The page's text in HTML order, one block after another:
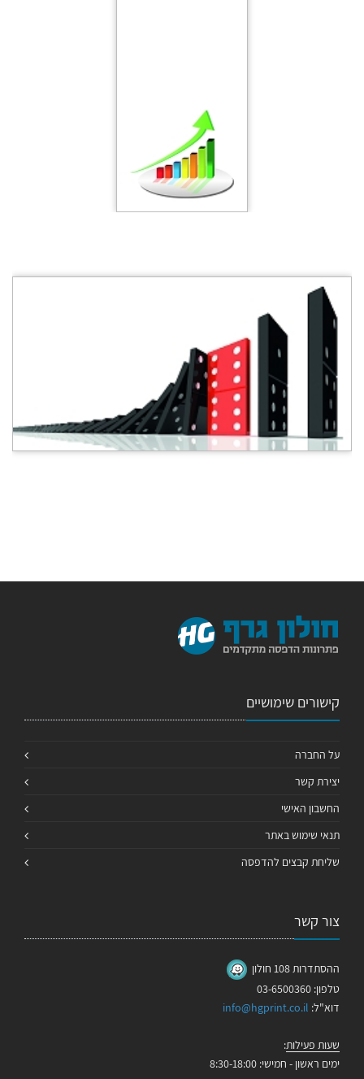
קישורים שימושיים
על החברה
יצירת קשר
החשבון האישי
תנאי שימוש באתר
שליחת קבצים להדפסה
צור קשר
ההסתדרות 108 חולון
טלפון: 03-6500360
דוא"ל: info@hgprint.co.il
שעות פעילות:
ימים ראשון - חמישי: 8:30-18:00